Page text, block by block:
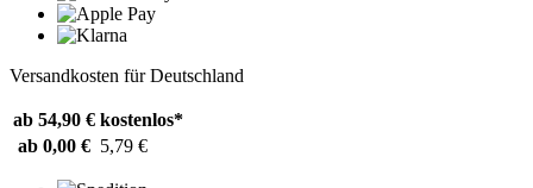
Versandkosten für Deutschland
ab 54,90 € kostenlos*
ab 0,00 € 5,79 €